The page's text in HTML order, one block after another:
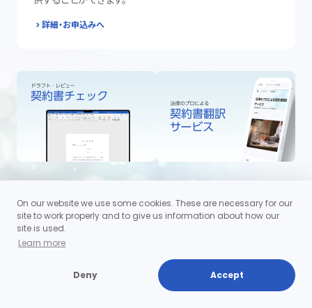
詳細・お申込みへ
On our website we use some cookies. These are necessary for our
site to work properly and to give us information about how our
site is used.
Learn more
Deny Accept